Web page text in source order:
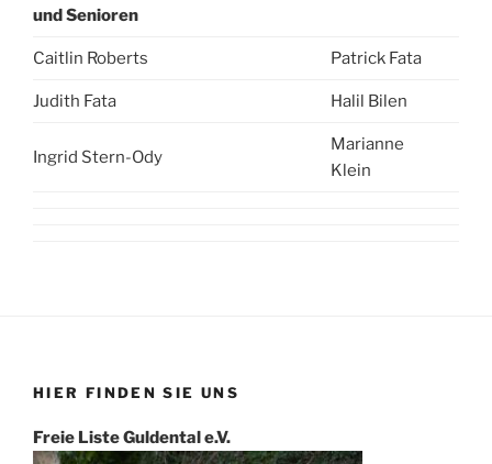
und Senioren
Caitlin Roberts Patrick Fata
Judith Fata Halil Bilen
Ingrid Stern-Ody
Marianne
Klein
HIER FINDEN SIE UNS
Freie Liste Guldental e.V.